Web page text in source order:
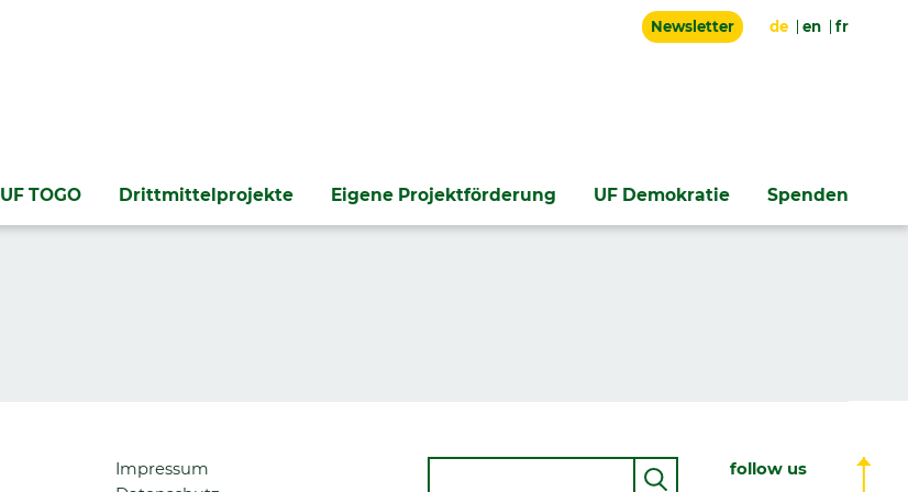
Newsletter de en fr
UF TOGO Drittmittelprojekte Eigene Projektförderung UF Demokratie Spenden
Navigation
Impressum
follow us